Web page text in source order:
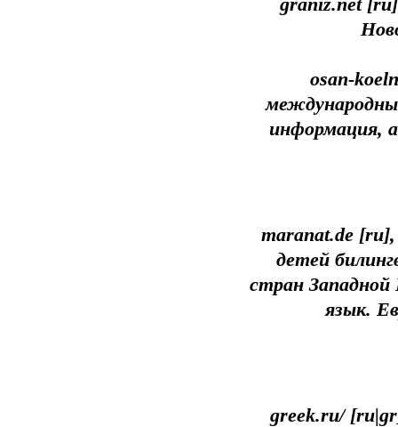
graniz.net
osan-
информация,
maranat.de
детей
стран Западной
язык.
greek.ru/